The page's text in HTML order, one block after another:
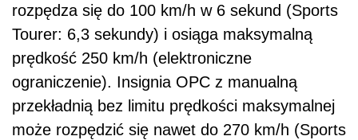
rozpędza się do 100 km/h w 6 sekund (Sports
Tourer: 6,3 sekundy) i osiąga maksymalną
prędkość 250 km/h (elektroniczne
ograniczenie). Insignia OPC z manualną
przekładnią bez limitu prędkości maksymalnej
może rozpędzić się nawet do 270 km/h (Sports